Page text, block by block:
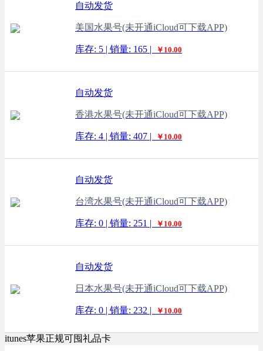
自动发货
美国水果号(未开通iCloud可下载APP)
库存: 5 | 销量: 165 | ￥10.00
自动发货
香港水果号(未开通iCloud可下载APP)
库存: 4 | 销量: 407 | ￥10.00
自动发货
台湾水果号(未开通iCloud可下载APP)
库存: 0 | 销量: 251 | ￥10.00
自动发货
日本水果号(未开通iCloud可下载APP)
库存: 0 | 销量: 232 | ￥10.00
itunes苹果正规可囤礼品卡